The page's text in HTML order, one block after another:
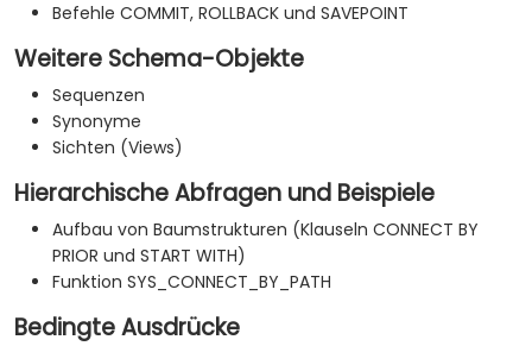
Befehle COMMIT, ROLLBACK und SAVEPOINT
Weitere Schema-Objekte
Sequenzen
Synonyme
Sichten (Views)
Hierarchische Abfragen und Beispiele
Aufbau von Baumstrukturen (Klauseln CONNECT BY
PRIOR und START WITH)
Funktion SYS_CONNECT_BY_PATH
Bedingte Ausdrücke